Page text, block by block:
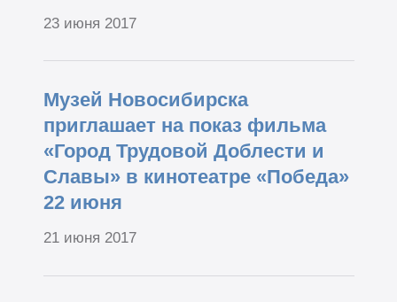
23 июня 2017
Музей Новосибирска
приглашает на показ фильма
«Город Трудовой Доблести и
Славы» в кинотеатре «Победа»
22 июня
21 июня 2017